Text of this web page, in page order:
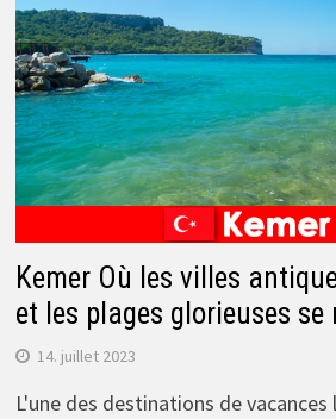
Kemer Où les villes
et les plages glorieuses
14. juillet 2023
L'une des destinations de vacances